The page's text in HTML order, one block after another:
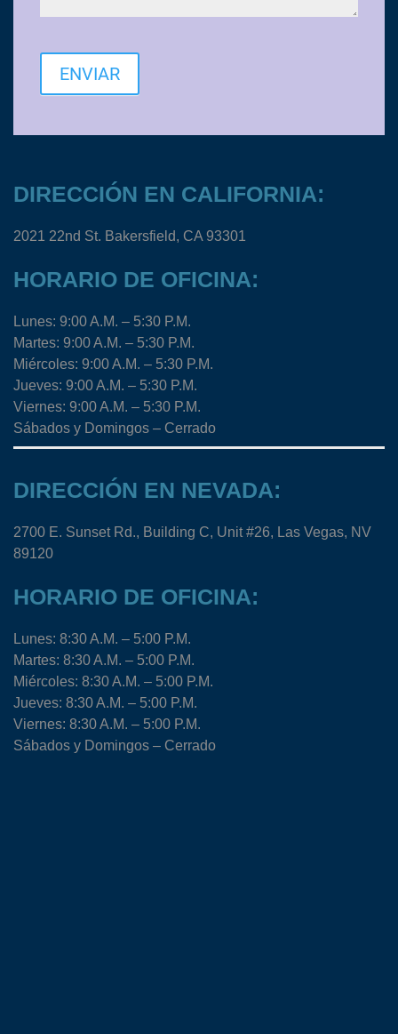
ENVIAR
DIRECCIÓN EN CALIFORNIA:
2021 22nd St. Bakersfield, CA 93301
HORARIO DE OFICINA:
Lunes: 9:00 A.M. – 5:30 P.M.
Martes: 9:00 A.M. – 5:30 P.M.
Miércoles: 9:00 A.M. – 5:30 P.M.
Jueves: 9:00 A.M. – 5:30 P.M.
Viernes: 9:00 A.M. – 5:30 P.M.
Sábados y Domingos – Cerrado
DIRECCIÓN EN NEVADA:
2700 E. Sunset Rd., Building C, Unit #26, Las Vegas, NV
89120
HORARIO DE OFICINA:
Lunes: 8:30 A.M. – 5:00 P.M.
Martes: 8:30 A.M. – 5:00 P.M.
Miércoles: 8:30 A.M. – 5:00 P.M.
Jueves: 8:30 A.M. – 5:00 P.M.
Viernes: 8:30 A.M. – 5:00 P.M.
Sábados y Domingos – Cerrado